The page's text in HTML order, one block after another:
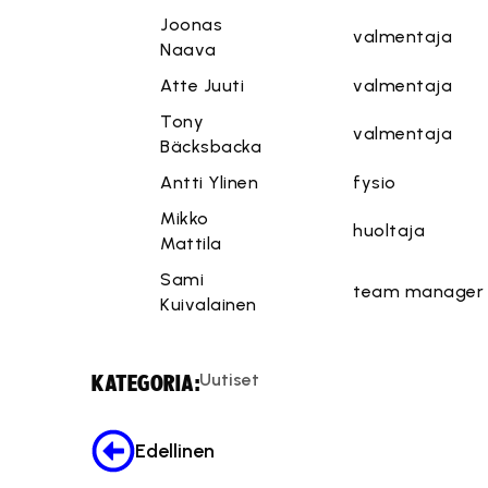
Joonas
Naava
valmentaja
Atte Juuti
valmentaja
Tony
Bäcksbacka
valmentaja
Antti Ylinen
fysio
Mikko
Mattila
huoltaja
Sami
Kuivalainen
team manager
KATEGORIA:Uutiset
Edellinen